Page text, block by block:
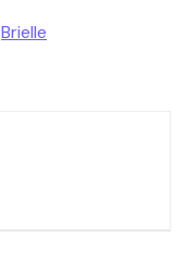
Brielle